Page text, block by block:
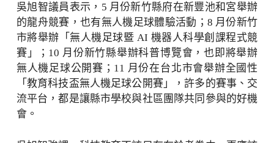
吳旭智議員表示，5 月份新竹縣府在新豐池和宮舉辦
的龍舟競賽，也有無人機足球體驗活動；8 月份新竹
市將舉辦「無人機足球暨 AI 機器人科學創課程式競
賽」；10 月份新竹縣舉辦科普博覽會，也即將舉辦
無人機足球公開賽；11 月份在台北市會舉辦全國性
「教育科技盃無人機足球公開賽」，許多的賽事、交
流平台，都是讓縣市學校與社區團隊共同參與的好機
會。